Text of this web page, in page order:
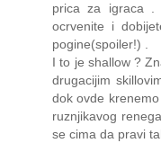
prica za igraca .
ocrvenite i
pogine(spoiler!) .
I to je shallow ?
drugacijim
dok ovde
ruznjikavog
se cima da pravi